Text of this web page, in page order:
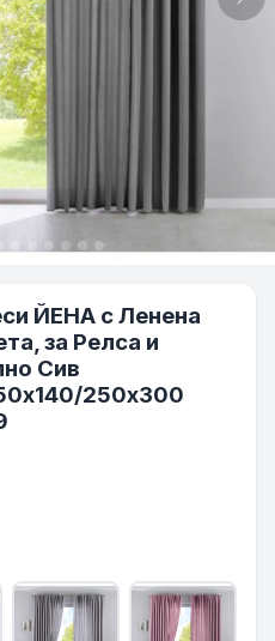
ЙЕНА с Ленена
за Релса и
Сив
250х300